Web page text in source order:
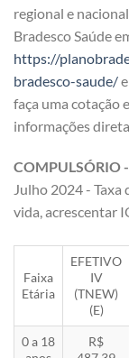
regional e
Bradesco Saúde
https://
bradesco-saude/
faça uma cotação
informações
COMPULSÓRIO
Julho 2024 -
vida, acrescentar
Faixa
Etária
EFETIVO
IV
(TNEW)
(E)
0 a 18
R$